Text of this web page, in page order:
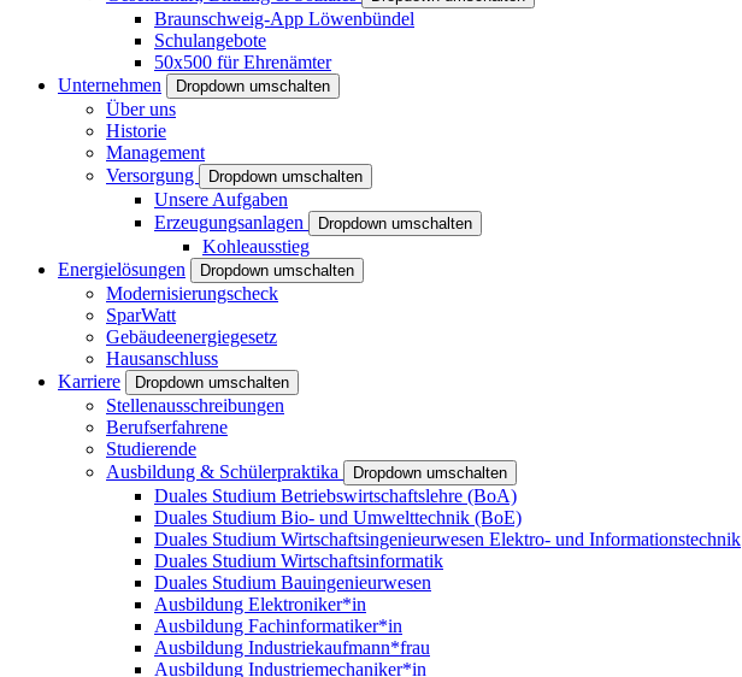
Braunschweig-App Löwenbündel
Schulangebote
50x500 für Ehrenämter
Unternehmen
Dropdown umschalten
Über uns
Historie
Management
Versorgung
Dropdown umschalten
Unsere Aufgaben
Erzeugungsanlagen
Dropdown umschalten
Kohleausstieg
Energielösungen
Dropdown umschalten
Modernisierungscheck
SparWatt
Gebäudeenergiegesetz
Hausanschluss
Karriere
Dropdown umschalten
Stellenausschreibungen
Berufserfahrene
Studierende
Ausbildung & Schülerpraktika
Dropdown umschalten
Duales Studium Betriebswirtschaftslehre (BoA)
Duales Studium Bio- und Umwelttechnik (BoE)
Duales Studium Wirtschaftsingenieurwesen Elektro- und Informationstechnik
Duales Studium Wirtschaftsinformatik
Duales Studium Bauingenieurwesen
Ausbildung Elektroniker*in
Ausbildung Fachinformatiker*in
Ausbildung Industriekaufmann*frau
Ausbildung Industriemechaniker*in